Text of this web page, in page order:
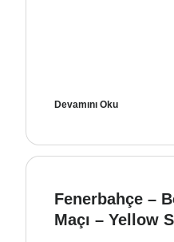
Devamını Oku
Fenerbahçe –
Maçı – Yellow